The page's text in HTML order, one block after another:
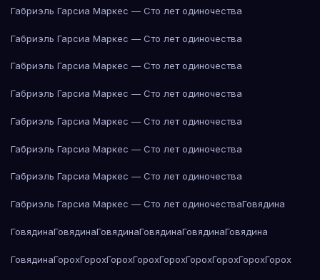
Габриэль Гарсиа Маркес — Сто лет одиночества
Габриэль Гарсиа Маркес — Сто лет одиночества
Габриэль Гарсиа Маркес — Сто лет одиночества
Габриэль Гарсиа Маркес — Сто лет одиночества
Габриэль Гарсиа Маркес — Сто лет одиночества
Габриэль Гарсиа Маркес — Сто лет одиночества
Габриэль Гарсиа Маркес — Сто лет одиночества
Габриэль Гарсиа Маркес — Сто лет одиночестваГовядина
ГовядинаГовядинаГовядинаГовядинаГовядинаГовядина
ГовядинаГорохГорохГорохГорохГорохГорохГорохГорохГорох